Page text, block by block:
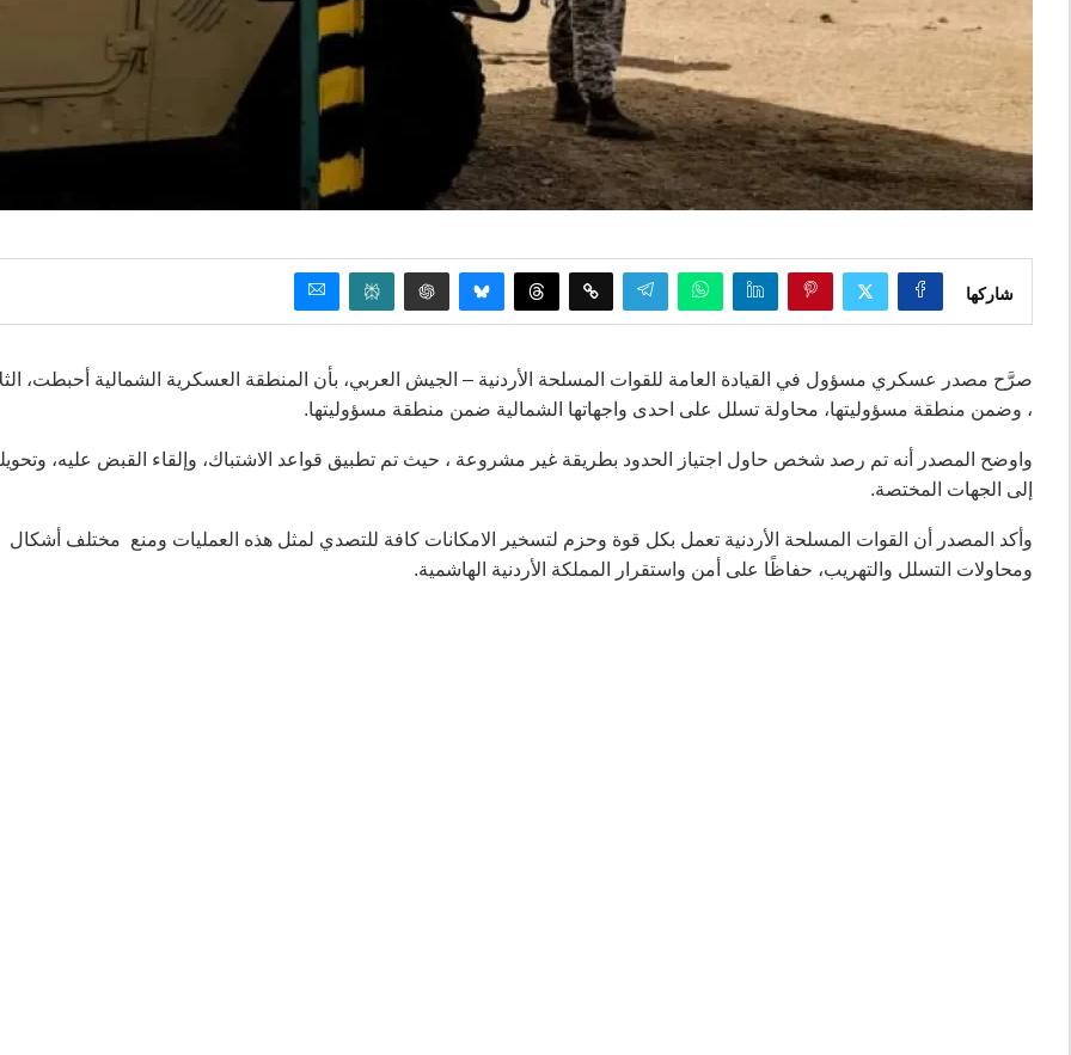
شاركها
صرَّح مصدر عسكري مسؤول في القيادة العامة للقوات المسلحة الأردنية – الجيش العربي، بأن المنطقة العسكرية الشمالية أحبطت،
، وضمن منطقة مسؤوليتها، محاولة تسلل على احدى واجهاتها الشمالية ضمن منطقة مسؤوليتها.
واوضح المصدر أنه تم رصد شخص حاول اجتياز الحدود بطريقة غير مشروعة ، حيث تم تطبيق قواعد الاشتباك، وإلقاء القبض عليه،
إلى الجهات المختصة.
وأكد المصدر أن القوات المسلحة الأردنية تعمل بكل قوة وحزم لتسخير الامكانات كافة للتصدي لمثل هذه العمليات ومنع مختلف أشكال
ومحاولات التسلل والتهريب، حفاظًا على أمن واستقرار المملكة الأردنية الهاشمية.